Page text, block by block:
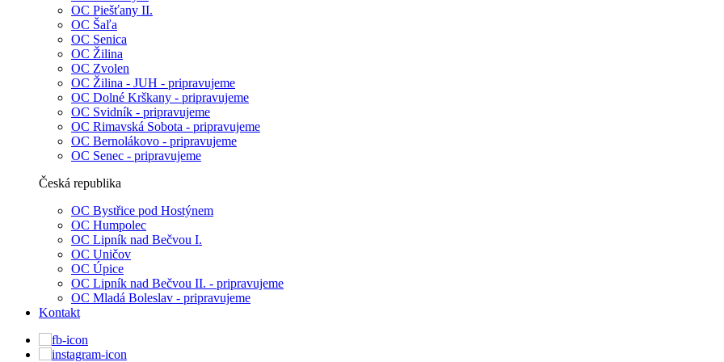
OC Piešťany II.
OC Šaľa
OC Senica
OC Žilina
OC Zvolen
OC Žilina - JUH - pripravujeme
OC Dolné Krškany - pripravujeme
OC Svidník - pripravujeme
OC Rimavská Sobota - pripravujeme
OC Bernolákovo - pripravujeme
OC Senec - pripravujeme
Česká republika
OC Bystřice pod Hostýnem
OC Humpolec
OC Lipník nad Bečvou I.
OC Uničov
OC Úpice
OC Lipník nad Bečvou II. - pripravujeme
OC Mladá Boleslav - pripravujeme
Kontakt